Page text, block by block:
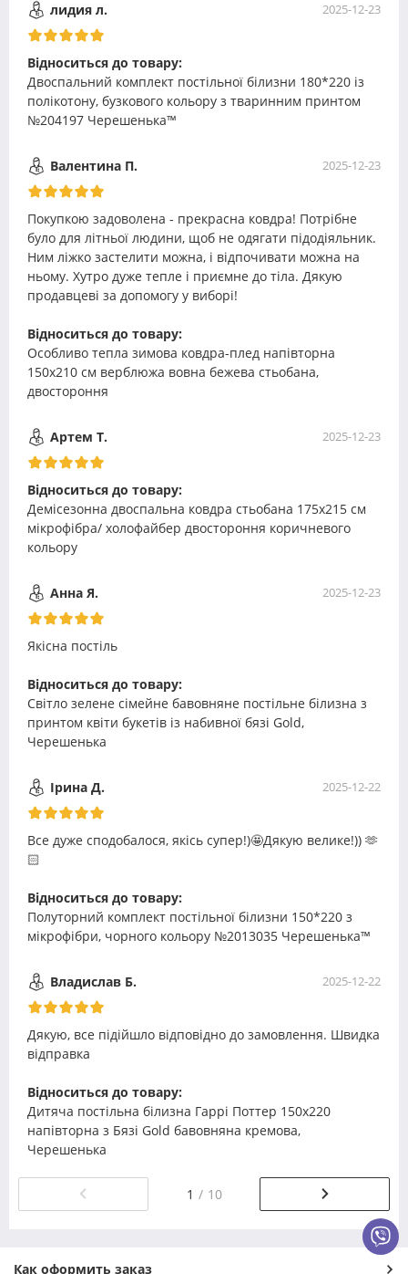
лидия л. 2025-12-23
Відноситься до товару:
Двоспальний комплект постільної білизни 180*220 із
полікотону, бузкового кольору з тваринним принтом
№204197 Черешенька™
Валентина П. 2025-12-23
Покупкою задоволена - прекрасна ковдра! Потрібне
було для літньої людини, щоб не одягати підодіяльник.
Ним ліжко застелити можна, і відпочивати можна на
ньому. Хутро дуже тепле і приємне до тіла. Дякую
продавцеві за допомогу у виборі!
Відноситься до товару:
Особливо тепла зимова ковдра-плед напівторна
150х210 см верблюжа вовна бежева стьобана,
двостороння
Артем Т. 2025-12-23
Відноситься до товару:
Демісезонна двоспальна ковдра стьобана 175х215 см
мікрофібра/ холофайбер двостороння коричневого
кольору
Анна Я. 2025-12-23
Якісна постіль
Відноситься до товару:
Світло зелене сімейне бавовняне постільне білизна з
принтом квіти букетів із набивної бязі Gold,
Черешенька
Ірина Д. 2025-12-22
Все дуже сподобалося, якісь супер!)🤩Дякую велике!)) 🫶
🏻
Відноситься до товару:
Полуторний комплект постільної білизни 150*220 з
мікрофібри, чорного кольору №2013035 Черешенька™
Владислав Б. 2025-12-22
Дякую, все підійшло відповідно до замовлення. Швидка
відправка
Відноситься до товару:
Дитяча постільна білизна Гаррі Поттер 150х220
напівторна з Бязі Gold бавовняна кремова,
Черешенька
1 10
Как оформить заказ